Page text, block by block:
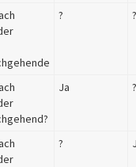
? ?
Ja ?
?